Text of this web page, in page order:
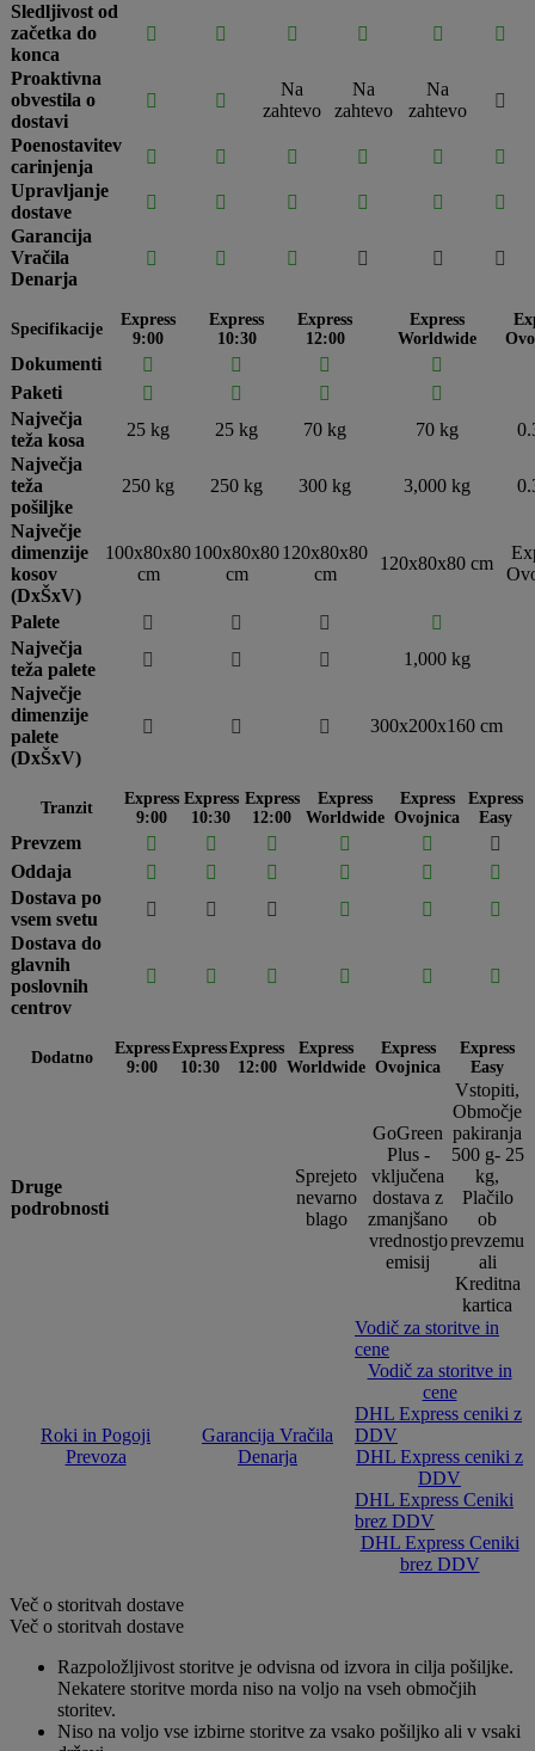
Sledljivost od
začetka do
konca
     
Proaktivna
obvestila o
dostavi
 
Na
zahtevo
Na
zahtevo
Na
zahtevo

Poenostavitev
carinjenja
    

Upravljanje
dostave
    

Garancija
Vračila
Denarja
     
Specifikacije
Express
9:00
Express
10:30
Express
12:00
Express
Worldwide
Dokumenti    
Paketi
   
Največja
teža kosa
25 kg 25 kg 70 kg 70 kg
Največja
teža
pošiljke
250 kg 250 kg 300 kg 3,000 kg
Največje
dimenzije
kosov
(DxŠxV)
100x80x80
cm
100x80x80
cm
120x80x80
cm
120x80x80 cm
Palete    
Največja
teža palete
   1,000 kg
Največje
dimenzije
palete
(DxŠxV)
   300x200x160 cm
Tranzit
Express
9:00
Express
10:30
Express
12:00
Express
Worldwide
Express
Ovojnica
Express
Easy
Prevzem     

Oddaja
    

Dostava po
vsem svetu
    

Dostava do
glavnih
poslovnih
centrov
     
Dodatno
Express
9:00
Express
10:30
Express
12:00
Express
Worldwide
Express
Ovojnica
Express
Easy
Druge
podrobnosti
Sprejeto
nevarno
blago
GoGreen
Plus -
vključena
dostava z
zmanjšano
vrednostjo
emisij
Vstopiti,
Območje
pakiranja
500 g- 25
kg,
Plačilo
ob
prevzemu
ali
Kreditna
kartica
Roki in Pogoji
Prevoza
Garancija Vračila
Denarja
Vodič za storitve in
cene
Vodič za storitve in
cene
DHL Express ceniki z
DDV
DHL Express ceniki z
DDV
DHL Express Ceniki
brez DDV
DHL Express Ceniki
brez DDV
Več o storitvah dostave
Več o storitvah dostave
Razpoložljivost storitve je odvisna od izvora in cilja pošiljke.
Nekatere storitve morda niso na voljo na vseh območjih
storitev.
Niso na voljo vse izbirne storitve za vsako pošiljko ali v vsaki